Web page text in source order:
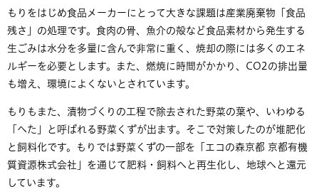
もりをはじめ食品メーカーにとって大きな課題は産業廃棄物「食品
残さ」の処理です。食肉の骨、魚介の殻など食品素材から発生する
生ごみは水分を多量に含んで非常に重く、焼却の際には多くのエネ
ルギーを必要とします。また、燃焼に時間がかかり、CO2の排出量
も増え、環境によくないとされています。
もりもまた、漬物づくりの工程で除去された野菜の葉や、いわゆる
「へた」と呼ばれる野菜くずが出ます。そこで対策したのが堆肥化
と飼料化です。もりでは野菜くずの一部を「エコの森京都 京都有機
質資源株式会社」を通じて肥料・飼料へと再生化し、地球へと還元
しています。